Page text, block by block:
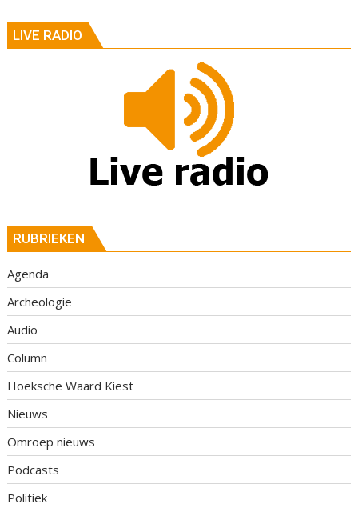
LIVE RADIO
RUBRIEKEN
Agenda
Archeologie
Audio
Column
Hoeksche Waard Kiest
Nieuws
Omroep nieuws
Podcasts
Politiek